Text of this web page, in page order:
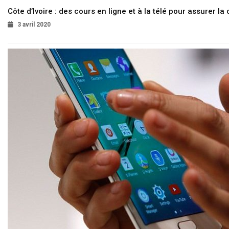
Côte d’Ivoire : des cours en ligne et à la télé pour assurer la
3 avril 2020